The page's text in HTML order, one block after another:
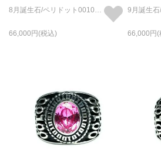
8月誕生石/ペリドット0010ハイブリッドカレッジリングM/指輪
66,000 66,000